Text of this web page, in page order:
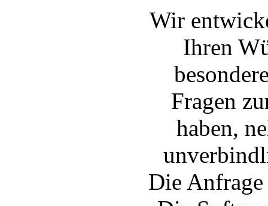
Wir
Ihren
Fragen
haben,
Die